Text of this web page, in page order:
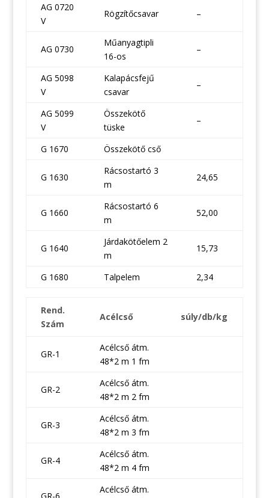
AG 0720
V
Rögzítőcsavar –
AG 0730
Műanyagtipli
16-os
–
AG 5098
V
Kalapácsfejű
csavar
–
AG 5099
V
Összekötő
tüske
–
G 1670 Összekötő cső
G 1630
Rácsostartó 3
m
24,65
G 1660
Rácsostartó 6
m
52,00
G 1640
Járdakötőelem 2
m
15,73
G 1680 Talpelem 2,34
Rend.
Szám
Acélcső súly/db/kg
GR-1
Acélcső átm.
48*2 m 1 fm
GR-2
Acélcső átm.
48*2 m 2 fm
GR-3
Acélcső átm.
48*2 m 3 fm
GR-4
Acélcső átm.
48*2 m 4 fm
Acélcső átm.